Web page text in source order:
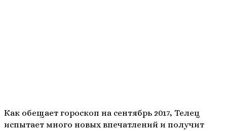
Как обещает гороскоп на сентябрь 2017, Телец
испытает много новых впечатлений и получит